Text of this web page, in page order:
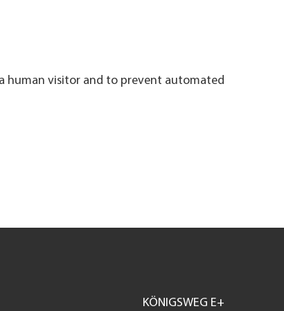
human visitor and to prevent automated
KÖNIGSWEG E+